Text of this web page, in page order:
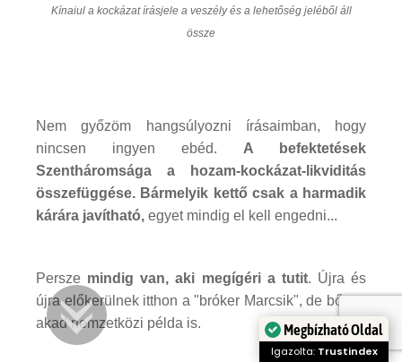
Kínaiul a kockázat írásjele a veszély és a lehetőség jeléből áll
össze
Nem győzöm hangsúlyozni írásaimban, hogy
nincsen ingyen ebéd. A befektetések
Szentháromsága a hozam-kockázat-likviditás
összefüggése. Bármelyik kettő csak a harmadik
kárára javítható, egyet mindig el kell engedni...
Persze mindig van, aki megígéri a tutit. Újra és
újra előkerülnek itthon a "bróker Marcsik", de bőven
akad nemzetközi példa is.
Megbízható Oldal
Igazolta: Trustindex